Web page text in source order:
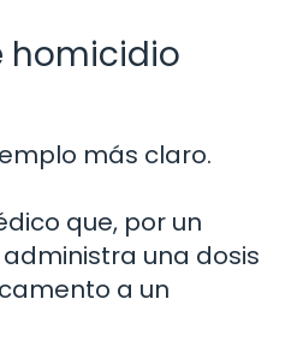
homicidio
más claro.
que, por un
una dosis
a un